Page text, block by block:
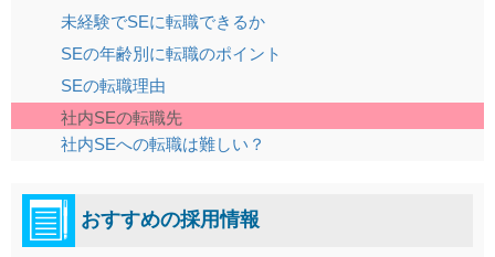
未経験でSEに転職できるか
SEの年齢別に転職のポイント
SEの転職理由
社内SEの転職先
社内SEへの転職は難しい？
おすすめの採用情報